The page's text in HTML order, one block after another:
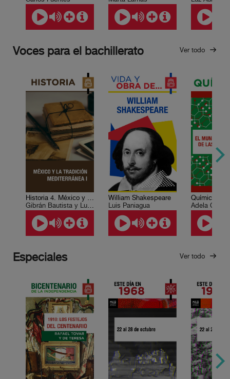
Voces para el bachillerato Ver todo
Historia 4. México y la tradición mediterránea I
Gibrán Bautista y Lugo
William Shakespeare
Luis Paniagua
Adela
Especiales Ver todo